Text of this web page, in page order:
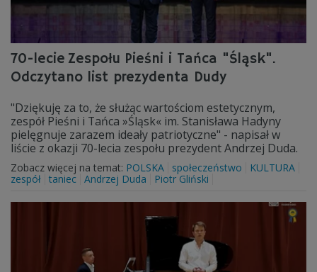
70-lecie Zespołu Pieśni i Tańca "Śląsk".
Odczytano list prezydenta Dudy
"Dziękuję za to, że służąc wartościom estetycznym,
zespół Pieśni i Tańca »Śląsk« im. Stanisława Hadyny
pielęgnuje zarazem ideały patriotyczne" - napisał w
liście z okazji 70-lecia zespołu prezydent Andrzej Duda.
Zobacz więcej na temat: POLSKA społeczeństwo
KULTURA
zespół taniec Andrzej Duda Piotr Gliński